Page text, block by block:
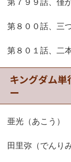
第７９９話、僅
第８００話、三
第８０１話、二
キングダム
ー
亜光（あこう）
田里弥（でんりみ